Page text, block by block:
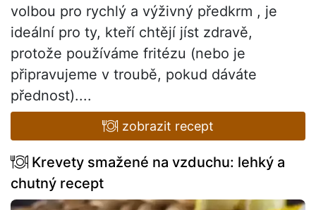
volbou pro rychlý a výživný předkrm , je
ideální pro ty, kteří chtějí jíst zdravě,
protože používáme fritézu (nebo je
připravujeme v troubě, pokud dáváte
přednost)....
zobrazit recept
Krevety smažené na vzduchu: lehký a
chutný recept